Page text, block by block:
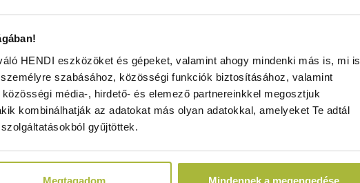
HENDI eszközöket és gépeket, valamint ahogy mindenki más is, mi is
szabásához, közösségi funkciók biztosításához, valamint
média-, hirdető- és elemező partnereinkkel megosztjuk
kombinálhatják az adatokat más olyan adatokkal, amelyeket Te adtál
gyűjtöttek.